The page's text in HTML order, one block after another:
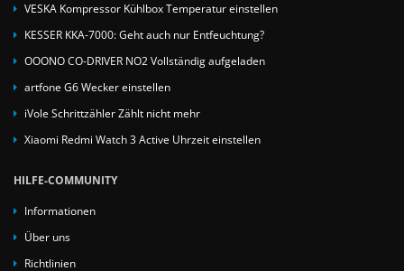
VESKA Kompressor Kühlbox Temperatur einstellen
KESSER KKA-7000: Geht auch nur Entfeuchtung?
OOONO CO-DRIVER NO2 Vollständig aufgeladen
artfone G6 Wecker einstellen
iVole Schrittzähler Zählt nicht mehr
Xiaomi Redmi Watch 3 Active Uhrzeit einstellen
HILFE-COMMUNITY
Informationen
Über uns
Richtlinien